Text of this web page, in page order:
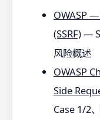
OWASP
(SSRF)—
风险概述
OWASP
Side
Case 1/2